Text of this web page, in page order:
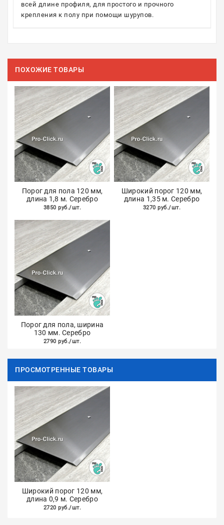
всей длине профиля, для простого и прочного
крепления к полу при помощи шурупов.
ПОХОЖИЕ ТОВАРЫ
Порог для пола 120 мм,
длина 1,8 м. Серебро
3850 руб./шт.
Широкий порог 120 мм,
длина 1,35 м. Серебро
3270 руб./шт.
Порог для пола, ширина
130 мм. Серебро
2790 руб./шт.
ПРОСМОТРЕННЫЕ ТОВАРЫ
Широкий порог 120 мм,
длина 0,9 м. Серебро
2720 руб./шт.